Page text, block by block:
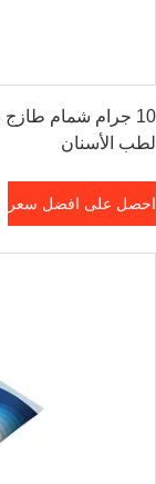
لطب الأسنان
احصل على افضل سعر